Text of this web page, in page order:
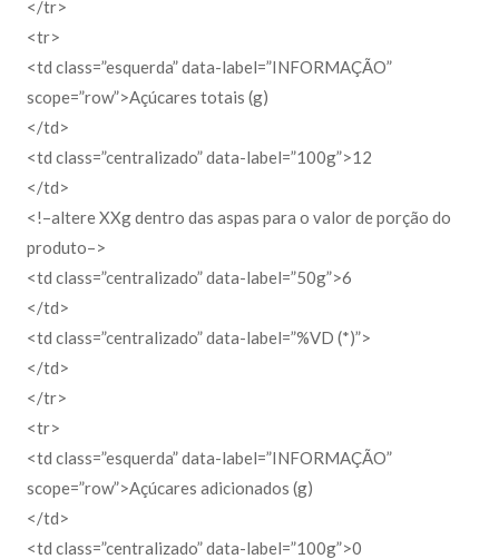
</tr>
<tr>
<td class=”esquerda” data-label=”INFORMAÇÃO”
scope=”row”>Açúcares totais (g)
</td>
<td class=”centralizado” data-label=”100g”>12
</td>
<!–altere XXg dentro das aspas para o valor de porção do
produto–>
<td class=”centralizado” data-label=”50g”>6
</td>
<td class=”centralizado” data-label=”%VD (*)”>
</td>
</tr>
<tr>
<td class=”esquerda” data-label=”INFORMAÇÃO”
scope=”row”>Açúcares adicionados (g)
</td>
<td class=”centralizado” data-label=”100g”>0